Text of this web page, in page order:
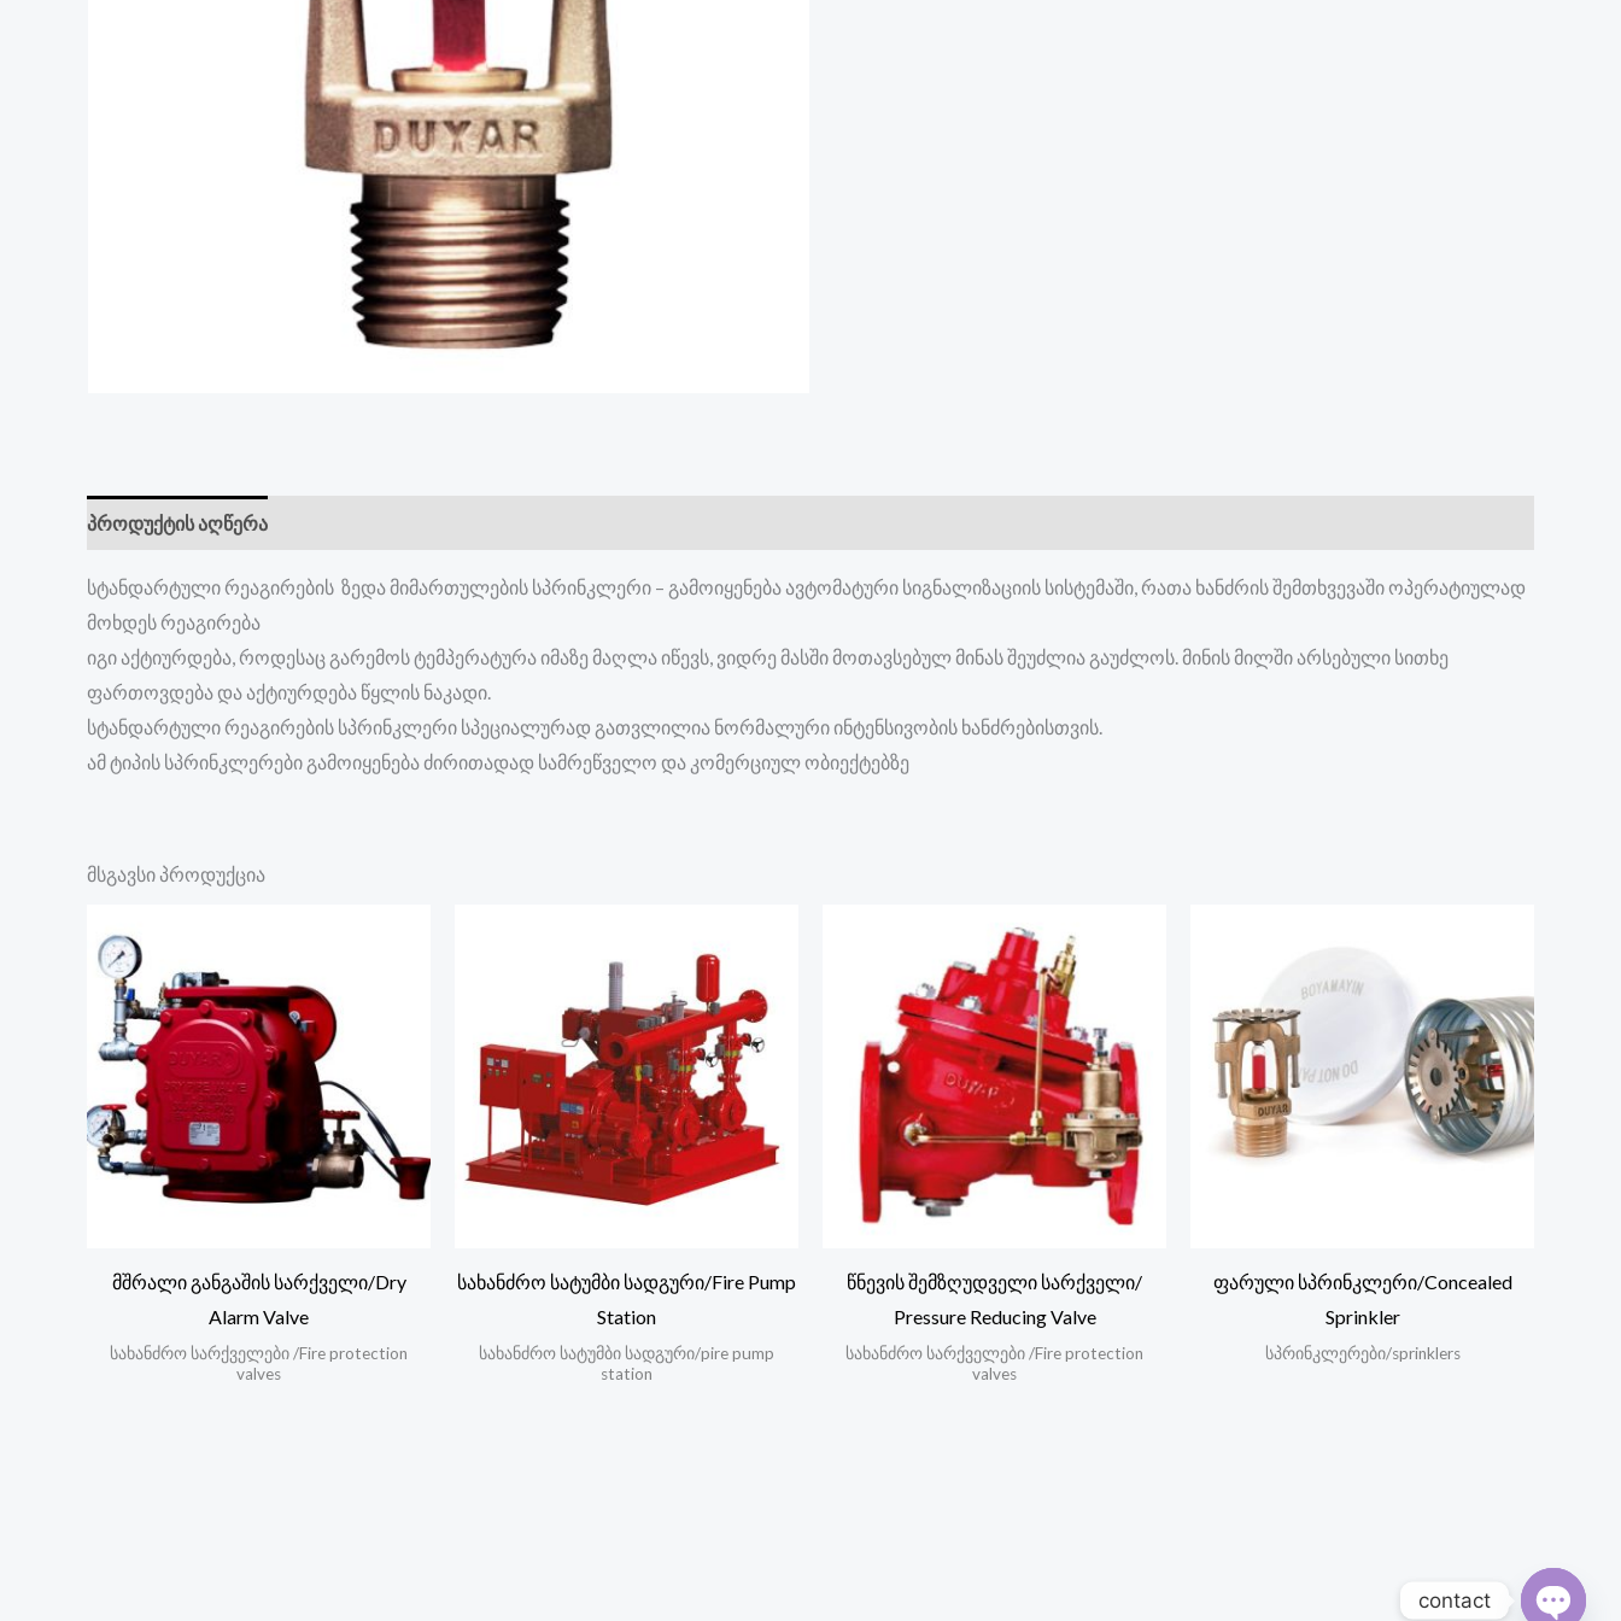
პროდუქტის აღწერა
სტანდარტული რეაგირების ზედა მიმართულების სპრინკლერი – გამოიყენება ავტომატური სიგნალიზაციის სისტემაში, რათა ხანძრის შემთხვევაში ოპერატიულად
მოხდეს რეაგირება
იგი აქტიურდება, როდესაც გარემოს ტემპერატურა იმაზე მაღლა იწევს, ვიდრე მასში მოთავსებულ მინას შეუძლია გაუძლოს. მინის მილში არსებული სითხე
ფართოვდება და აქტიურდება წყლის ნაკადი.
სტანდარტული რეაგირების სპრინკლერი სპეციალურად გათვლილია ნორმალური ინტენსივობის ხანძრებისთვის.
ამ ტიპის სპრინკლერები გამოიყენება ძირითადად სამრეწველო და კომერციულ ობიექტებზე
მსგავსი პროდუქცია
მშრალი განგაშის სარქველი/Dry
Alarm Valve
სახანძრო სარქველები /Fire protection
valves
სახანძრო სატუმბი სადგური/Fire Pump
Station
სახანძრო სატუმბი სადგური/pire pump
station
წნევის შემზღუდველი სარქველი/
Pressure Reducing Valve
სახანძრო სარქველები /Fire protection
valves
ფარული სპრინკლერი/Concealed
Sprinkler
სპრინკლერები/sprinklers
contact